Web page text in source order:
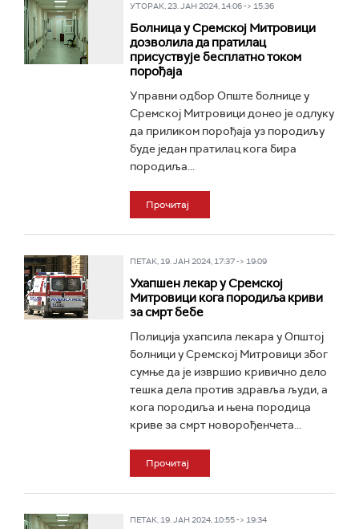
УТОРАК, 23. ЈАН 2024, 14:06 -> 15:36
Болница у Сремској Митровици
дозволила да пратилац
присуствује бесплатно током
порођаја
Управни одбор Опште болнице у
Сремској Митровици донео је одлуку
да приликом порођаја уз породиљу
буде један пратилац кога бира
породиља...
Прочитај
ПЕТАК, 19. ЈАН 2024, 17:37 -> 19:09
Ухапшен лекар у Сремској
Митровици кога породиља криви
за смрт бебе
Полиција ухапсила лекара у Општој
болници у Сремској Митровици због
сумње да је извршио кривично дело
тешка дела против здравља људи, а
кога породиља и њена породица
криве за смрт новорођенчета...
Прочитај
ПЕТАК, 19. ЈАН 2024, 10:55 -> 19:34